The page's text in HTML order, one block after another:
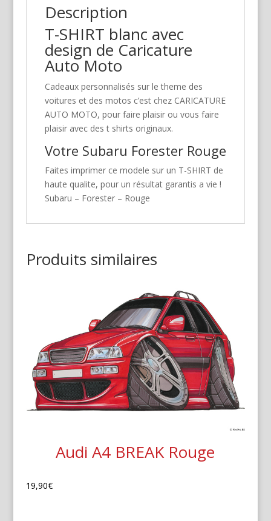
Description
T-SHIRT blanc avec
design de Caricature
Auto Moto
Cadeaux personnalisés sur le theme des
voitures et des motos c’est chez CARICATURE
AUTO MOTO, pour faire plaisir ou vous faire
plaisir avec des t shirts originaux.
Votre Subaru Forester Rouge
Faites imprimer ce modele sur un T-SHIRT de
haute qualite, pour un résultat garantis a vie !
Subaru – Forester – Rouge
Produits similaires
Audi A4 BREAK Rouge
19,90€